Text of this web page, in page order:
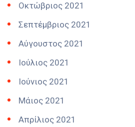
Οκτώβριος 2021
Σεπτέμβριος 2021
Αύγουστος 2021
Ιούλιος 2021
Ιούνιος 2021
Μάιος 2021
Απρίλιος 2021